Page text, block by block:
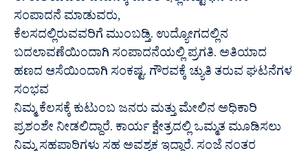
ಸಂಪಾದನೆ ಮಾಡುವರು,
ಕೆಲಸದಲ್ಲಿರುವವರಿಗೆ ಮುಂಬಡ್ತಿ. ಉದ್ಯೋಗದಲ್ಲಿನ
ಬದಲಾವಣೆಯಿಂದಾಗಿ ಸಂಪಾದನೆಯಲ್ಲಿ ಪ್ರಗತಿ. ಅತಿಯಾದ
ಹಣದ ಆಸೆಯಿಂದಾಗಿ ಸಂಕಷ್ಟ. ಗೌರವಕ್ಕೆ ಚ್ಯುತಿ ತರುವ ಘಟನೆಗಳ
ಸಂಭವ
ನಿಮ್ಮ ಕೆಲಸಕ್ಕೆ ಕುಟುಂಬ ಜನರು ಮತ್ತು ಮೇಲಿನ ಅಧಿಕಾರಿ
ಪ್ರಶಂಶೇ ನೀಡಲಿದ್ದಾರೆ. ಕಾರ್ಯ ಕ್ಷೇತ್ರದಲ್ಲಿ ಒಮ್ಮತ ಮೂಡಿಸಲು